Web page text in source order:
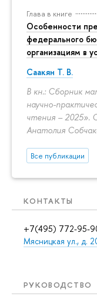
Глава в книге
Особенности
федерального
организациям в
Саакян Т. В.
В кн.: Сборник
научно-
чтения – 2025».
Анатолия
Все публикации
КОНТАКТЫ
+7(495) 772-95-
Мясницкая ул., д.
РУКОВОДСТВО